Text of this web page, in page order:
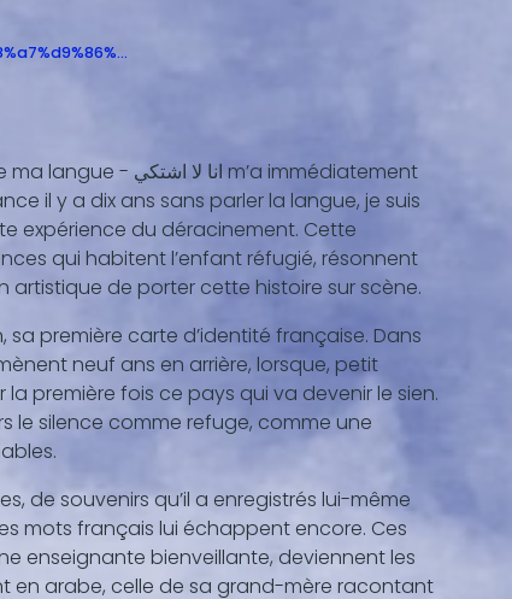
Dans le cadre du projet 4x4, le texte de Simon Grangeat Au bout de ma langue - انا لا اشتكي
m’a immédiatement
il y a dix ans sans parler la langue, je suis
expérience du déracinement. Cette
qui habitent l’enfant réfugié, résonnent
de porter cette histoire sur scène.
sa première carte d’identité française. Dans
neuf ans en arrière, lorsque, petit
première fois ce pays qui va devenir le sien.
le silence comme refuge, comme une
de souvenirs qu’il a enregistrés lui-même
mots français lui échappent encore. Ces
enseignante bienveillante, deviennent les
en arabe, celle de sa grand-mère racontant